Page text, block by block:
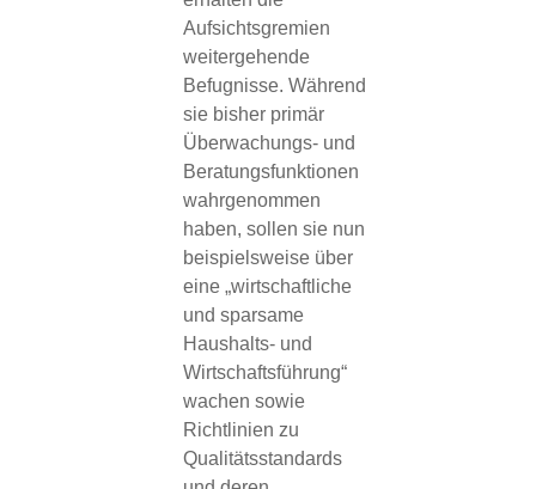
Aufsichtsgremien
weitergehende
Befugnisse. Während
sie bisher primär
Überwachungs- und
Beratungsfunktionen
wahrgenommen
haben, sollen sie nun
beispielsweise über
eine „wirtschaftliche
und sparsame
Haushalts- und
Wirtschaftsführung“
wachen sowie
Richtlinien zu
Qualitätsstandards